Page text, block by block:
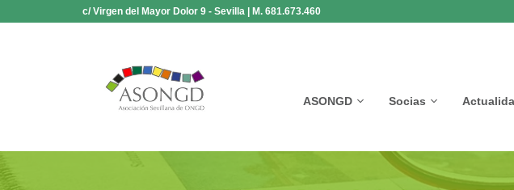
c/ Virgen del Mayor Dolor 9 - Sevilla | M. 681.673.460
ASONGD Socias